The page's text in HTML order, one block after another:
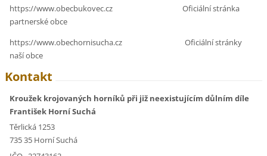
https://www.obecbukovec.cz Oficiální stránka
partnerské obce
https://www.obechornisucha.cz Oficiální stránky
naší obce
Kontakt
Kroužek krojovaných horníků při již neexistujícím důlním díle
František Horní Suchá
Těrlická 1253
735 35 Horní Suchá